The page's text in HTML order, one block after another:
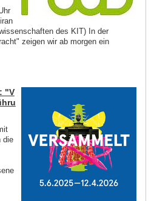
des KIT) In der
zeigen wir ab morgen ein
"V
die